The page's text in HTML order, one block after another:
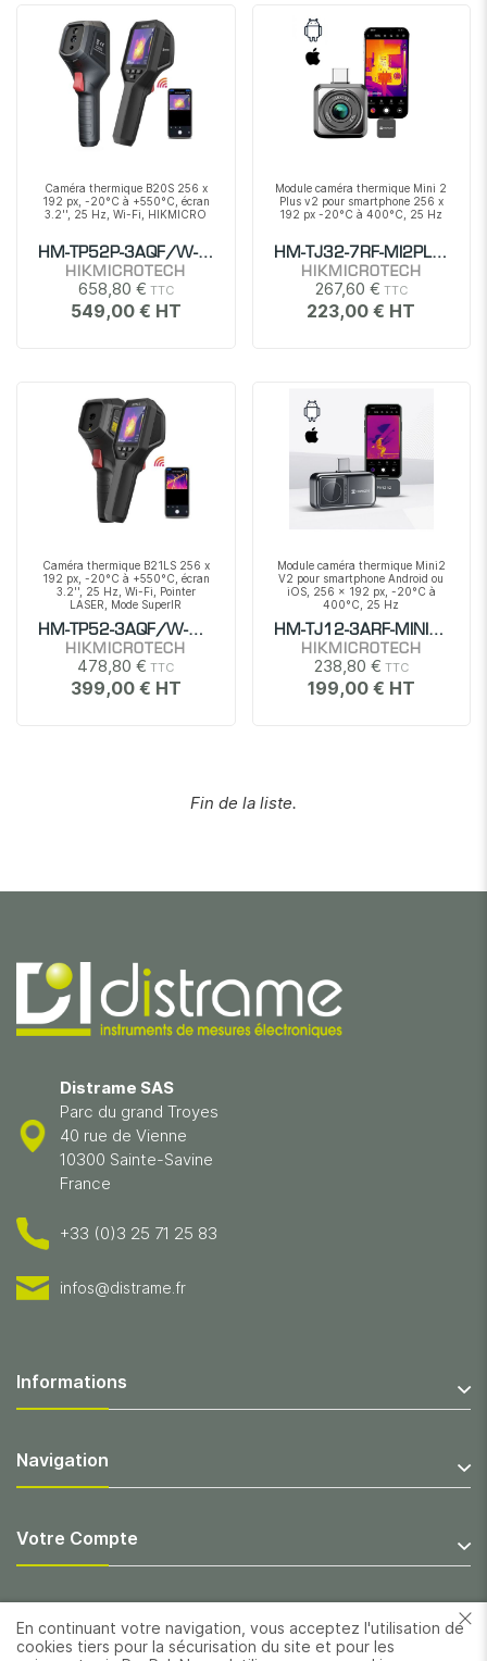
En continuant votre navigation, vous acceptez l'utilisation de
cookies tiers pour la sécurisation du site et pour les
Caméra thermique B20S 256 x
192 px, -20°C à +550°C, écran
3.2'', 25 Hz, Wi-Fi, HIKMICRO
HM-TP52P-3AQF/W-B20S
HIKMICROTECH
658,80 €
549,00 €
Module caméra thermique Mini 2
Plus v2 pour smartphone 256 x
192 px -20°C à 400°C, 25 Hz
HM-TJ32-7RF-MI2PLV2
HIKMICROTECH
267,60 €
223,00 €
Caméra thermique B21LS 256 x
192 px, -20°C à +550°C, écran
3.2'', 25 Hz, Wi-Fi, Pointer
LASER, Mode SuperIR
HM-TP52-3AQF/W-B21LS
HIKMICROTECH
478,80 €
399,00 €
Module caméra thermique Mini2
V2 pour smartphone Android ou
iOS, 256 x 192 px, -20°C à
400°C, 25 Hz
HM-TJ12-3ARF-MINI2V2
HIKMICROTECH
238,80 €
199,00 €
Fin de la liste.
Distrame SAS
Parc du grand Troyes
40 rue de Vienne
10300 Sainte-Savine
France
+33 (0)3 25 71 25 83
infos@distrame.fr
Informations
Navigation
Votre Compte